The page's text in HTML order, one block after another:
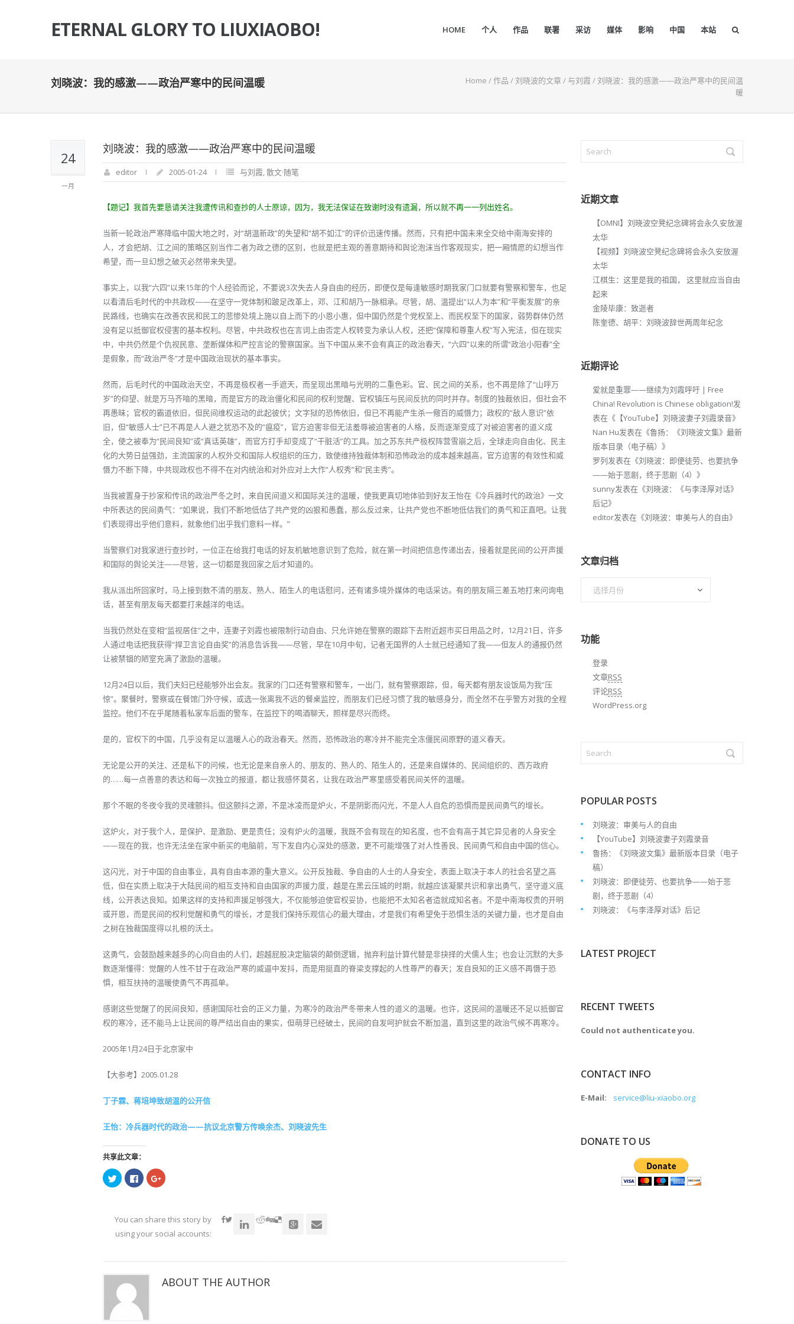
ETERNAL GLORY TO LIUXIAOBO! HOME 个人 作品 联署 采访 媒体 影响 中国 本站
刘晓波：我的感激——政治严寒中的民间温暖 Home /作品 /刘晓波的文章/ 与刘霞 /刘晓波：我的感激——政治严寒中的民间温
暖
24
一月
刘晓波：我的感激——政治严寒中的民间温暖
editor 2005-01-24 与刘霞,散文·随笔
【题记】我首先要恳请关注我遭传讯和查抄的人士原谅，因为，我无法保证在致谢时没有遗漏，所以就不再一一列出姓名。
当新一轮政治严寒降临中国大地之时，对“胡温新政”的失望和“胡不如江”的评价迅速传播。然而，只有把中国未来全交给中南海安排的
人，才会把胡、江之间的策略区别当作二者为政之德的区别，也就是把主观的善意期待和舆论泡沫当作客观现实，把一厢情愿的幻想当作
希望，而一旦幻想之破灭必然带来失望。
事实上，以我“六四”以来15年的个人经验而论，不要说3次失去人身自由的经历，即便仅是每逢敏感时期我家门口就要有警察和警车，也足
以看清后毛时代的中共政权——在坚守一党体制和跛足改革上，邓、江和胡乃一脉相承。尽管，胡、温提出“以人为本”和“平衡发展”的亲
民路线，也确实在改善农民和民工的悲惨处境上施以自上而下的小恩小惠，但中国仍然是个党权至上、而民权至下的国家，弱势群体仍然
没有足以抵御官权侵害的基本权利。尽管，中共政权也在言词上由否定人权转变为承认人权，还把“保障和尊重人权”写入宪法，但在现实
中，中共仍然是个仇视民意、垄断媒体和严控言论的警察国家。当下中国从来不会有真正的政治春天，“六四”以来的所谓“政治小阳春”全
是假象，而“政治严冬”才是中国政治现状的基本事实。
然而，后毛时代的中国政治天空，不再是极权者一手遮天，而呈现出黑暗与光明的二重色彩。官、民之间的关系，也不再是除了“山呼万
岁”的仰望、就是万马齐喑的黑暗，而是官方的政治僵化和民间的权利觉醒、官权镇压与民间反抗的同时并存。制度的独裁依旧，但社会不
再愚昧；官权的霸道依旧，但民间维权运动的此起彼伏；文字狱的恐怖依旧，但已不再能产生杀一儆百的威慑力；政权的“敌人意识”依
旧，但“敏感人士”已不再是人人避之犹恐不及的“瘟疫”，官方迫害非但无法羞辱被迫害者的人格，反而逐渐变成了对被迫害者的道义成
全，使之被奉为“民间良知”或“真话英雄”，而官方打手却变成了“干脏活”的工具。加之苏东共产极权阵营雪崩之后，全球走向自由化、民主
化的大势日益强劲，主流国家的人权外交和国际人权组织的压力，致使维持独裁体制和恐怖政治的成本越来越高，官方迫害的有效性和威
慑力不断下降，中共现政权也不得不在对内统治和对外应对上大作“人权秀”和“民主秀”。
当我被置身于抄家和传讯的政治严冬之时，来自民间道义和国际关注的温暖，使我更真切地体验到好友王怡在《冷兵器时代的政治》一文
中所表达的民间勇气：“如果说，我们不断地低估了共产党的凶狠和愚蠢，那么反过来，让共产党也不断地低估我们的勇气和正直吧。让我
们表现得出乎他们意料，就象他们出乎我们意料一样。”
当警察们对我家进行查抄时，一位正在给我打电话的好友机敏地意识到了危险，就在第一时间把信息传递出去，接着就是民间的公开声援
和国际的舆论关注——尽管，这一切都是我回家之后才知道的。
我从派出所回家时，马上接到数不清的朋友、熟人、陌生人的电话慰问，还有诸多境外媒体的电话采访。有的朋友隔三差五地打来问询电
话，甚至有朋友每天都要打来越洋的电话。
当我仍然处在变相“监视居住”之中，连妻子刘霞也被限制行动自由、只允许她在警察的跟踪下去附近超市买日用品之时，12月21日，许多
人通过电话把我获得“捍卫言论自由奖”的消息告诉我——尽管，早在10月中旬，记者无国界的人士就已经通知了我——但友人的通报仍然
让被禁锢的陋室充满了激励的温暖。
12月24日以后，我们夫妇已经能够外出会友。我家的门口还有警察和警车，一出门，就有警察跟踪，但，每天都有朋友设饭局为我“压
惊”。聚餐时，警察或在餐馆门外守候，或选一张离我不远的餐桌监控，而朋友们已经习惯了我的敏感身分，而全然不在乎警方对我的全程
监控。他们不在乎尾随着私家车后面的警车，在监控下的喝酒聊天，照样是尽兴而终。
是的，官权下的中国，几乎没有足以温暖人心的政治春天。然而，恐怖政治的寒冷并不能完全冻僵民间原野的道义春天。
无论是公开的关注、还是私下的问候，也无论是来自亲人的、朋友的、熟人的、陌生人的，还是来自媒体的、民间组织的、西方政府
的……每一点善意的表达和每一次独立的报道，都让我感怀莫名，让我在政治严寒里感受着民间关怀的温暖。
那个不眠的冬夜令我的灵魂颤抖。但这颤抖之源，不是冰凌而是炉火，不是阴影而闪光，不是人人自危的恐惧而是民间勇气的增长。
这炉火，对于我个人，是保护、是激励、更是责任；没有炉火的温暖，我既不会有现在的知名度，也不会有高于其它异见者的人身安全
——现在的我，也许无法坐在家中新买的电脑前，写下发自内心深处的感激，更不可能增强了对人性善良、民间勇气和自由中国的信心。
这闪光，对于中国的自由事业，具有自由本源的重大意义。公开反独裁、争自由的人士的人身安全，表面上取决于本人的社会名望之高
低，但在实质上取决于大陆民间的相互支持和自由国家的声援力度，越是在黑云压城的时期，就越应该凝聚共识和拿出勇气，坚守道义底
线，公开表达良知。如果这样的支持和声援足够强大，不仅能够迫使官权妥协，也能把不太知名者造就成知名者。不是中南海权贵的开明
或开恩，而是民间的权利觉醒和勇气的增长，才是我们保持乐观信心的最大理由，才是我们有希望免于恐惧生活的关键力量，也才是自由
之树在独裁国度得以扎根的沃土。
这勇气，会鼓励越来越多的心向自由的人们，超越屁股决定脑袋的颠倒逻辑，抛弃利益计算代替是非抉择的犬儒人生；也会让沉默的大多
数逐渐懂得：觉醒的人性不甘于在政治严寒的威逼中发抖，而是用挺直的脊梁支撑起的人性尊严的春天；发自良知的正义感不再慑于恐
惧，相互扶持的温暖使勇气不再孤单。
感谢这些觉醒了的民间良知，感谢国际社会的正义力量，为寒冷的政治严冬带来人性的道义的温暖。也许，这民间的温暖还不足以抵御官
权的寒冷，还不能马上让民间的尊严结出自由的果实，但萌芽已经破土，民间的自发呵护就会不断加温，直到这里的政治气候不再寒冷。
2005年1月24日于北京家中
【大参考】2005.01.28
丁子霖、蒋培坤致胡温的公开信
王怡：冷兵器时代的政治——抗议北京警方传唤余杰、刘晓波先生
共享此文章：
点
击
共
享
（在
新
中
开）
点
击
共
享
（在
新
中
开）
点
击
共
享
（在
新
中
You can share this story by
using your social accounts:
ABOUT THE AUTHOR
近期文章
【OMNI】刘晓波空凳纪念碑将会永久安放渥
太华
【视频】刘晓波空凳纪念碑将会永久安放渥
太华
江棋生：这里是我的祖国， 这里就应当自由
起来
金陵毕康：致逝者
陈奎德、胡平：刘晓波辞世两周年纪念
近期评论
爱就是重罪——继续为刘霞呼吁 | Free
China! Revolution is Chinese obligation!发
表在《【YouTube】刘晓波妻子刘霞录音》
Nan Hu发表在《鲁扬：《刘晓波文集》最新
版本目录（电子稿） 》
罗列发表在《刘晓波：即便徒劳、也要抗争
——始于悲剧，终于悲剧（4） 》
sunny发表在《刘晓波：《与李泽厚对话》
后记》
editor发表在《刘晓波：审美与人的自由》
文章归档
功能
登录
文章RSS
评论RSS
WordPress.org
POPULAR POSTS
刘晓波：审美与人的自由
【YouTube】刘晓波妻子刘霞录音
鲁扬：《刘晓波文集》最新版本目录（电子
稿）
刘晓波：即便徒劳、也要抗争——始于悲
剧，终于悲剧（4）
刘晓波：《与李泽厚对话》后记
LATEST PROJECT
RECENT TWEETS
Could not authenticate you.
CONTACT INFO
E-Mail: service@liu-xiaobo.org
DONATE TO US